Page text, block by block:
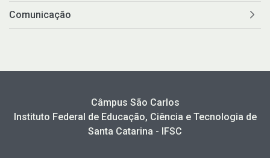
Comunicação
Câmpus São Carlos
Instituto Federal de Educação, Ciência e Tecnologia de
Santa Catarina - IFSC